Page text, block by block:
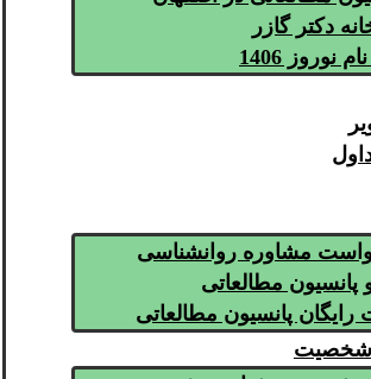
دکتر گازر
نوروز 1406
مشاوره روانشناسی
پانسیون مطالعاتی
پانسیون مطالعاتی